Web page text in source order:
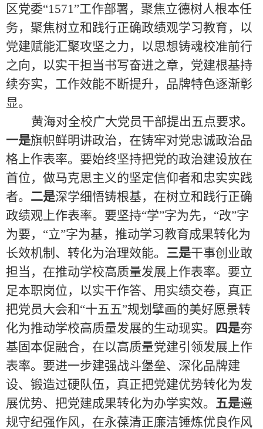
区党委“1571”工作部署，聚焦立德树人根本任
务，聚焦树立和践行正确政绩观学习教育，以
党建赋能汇聚攻坚之力，以思想铸魂校准前行
之向，以实干担当书写奋进之章，党建根基持
续夯实，工作效能不断提升，品牌特色逐渐彰
显。
黄海对全校广大党员干部提出五点要求。
一是旗帜鲜明讲政治，在铸牢对党忠诚政治品
格上作表率。要始终坚持把党的政治建设放在
首位，做马克思主义的坚定信仰者和忠实实践
者。 二是深学细悟铸根基，在树立和践行正确
政绩观上作表率。要坚持“学”字为先，“改”字
为要，“立”字为基，推动学习教育成果转化为
长效机制、转化为治理效能。 三是干事创业敢
担当，在推动学校高质量发展上作表率。要立
足本职岗位，以实干作答、用实绩交卷，真正
把党员大会和“十五五”规划擘画的美好愿景转
化为推动学校高质量发展的生动现实。
四是夯
基固本促融合，在以高质量党建引领发展上作
表率。要进一步建强战斗堡垒、深化品牌建
设、锻造过硬队伍，真正把党建优势转化为发
展优势、把党建成果转化为办学实效。 五是遵
规守纪强作风，在永葆清正廉洁锤炼优良作风